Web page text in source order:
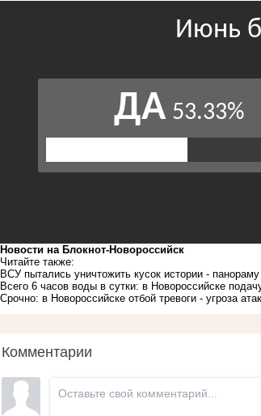
Новости на Блoкнoт-Новороссийск
Читайте также:
ВСУ пытались уничтожить кусок истории -
Всего 6 часов воды в сутки: в Новороссийске
Срочно: в Новороссийске отбой тревоги - угроза
Комментарии